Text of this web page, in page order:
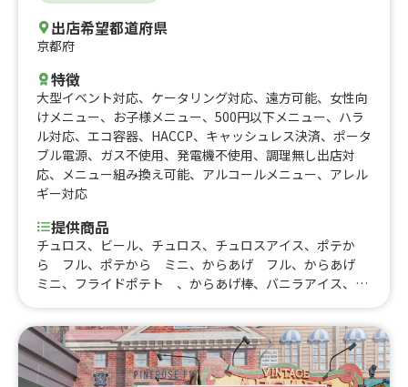
出店希望都道府県
京都府
特徴
大型イベント対応、 ケータリング対応、 遠方可能、 女性向
けメニュー、 お子様メニュー、 500円以下メニュー、 ハラ
ル対応、 エコ容器、 HACCP、 キャッシュレス決済、 ポータ
ブル電源、 ガス不使用、 発電機不使用、 調理無し出店対
応、 メニュー組み換え可能、 アルコールメニュー、 アレル
ギー対応
提供商品
チュロス、ビール、チュロス、チュロスアイス、ポテか
ら フル、ポテから ミニ、からあげ フル、からあげ
ミニ、フライドポテト 、からあげ棒、バニラアイス、コ
ニ)、グリークヨーグルト(フル)、グリークヨーグルト(ミ
ニ)、オリジナル弁当、からあげ丼 メガ、からあげ丼
並、かき氷(フル)、かき氷(ミニ)、チョコマシュマロ、ト
ッポギ、マシュマロココア L、マシュマロココア S、ド